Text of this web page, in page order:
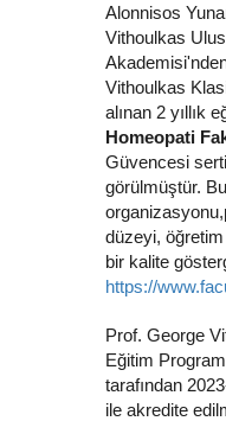
Alonnisos
Vithoulkas
Vithoulkas
alınan 2 yıllık
Homeopati
Güvencesi
görülmüştür.
düzeyi,
bir kalite
https://
Prof. George
Eğitim
tarafından
ile akredite